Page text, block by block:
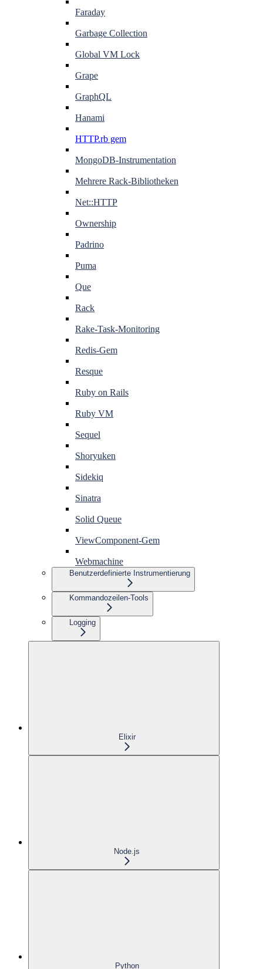
Faraday
Garbage Collection
Global VM Lock
Grape
GraphQL
Hanami
HTTP.rb gem
MongoDB-Instrumentation
Mehrere Rack-Bibliotheken
Net::HTTP
Ownership
Padrino
Puma
Que
Rack
Rake-Task-Monitoring
Redis-Gem
Resque
Ruby on Rails
Ruby VM
Sequel
Shoryuken
Sidekiq
Sinatra
Solid Queue
ViewComponent-Gem
Webmachine
Benutzerdefinierte Instrumentierung
Kommandozeilen-Tools
Logging
Elixir
Node.js
Python